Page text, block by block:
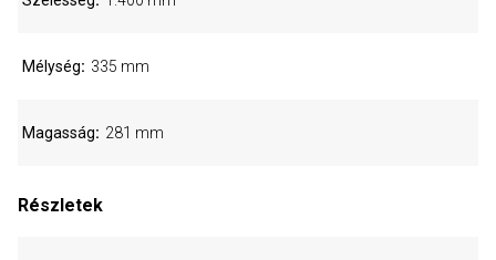
Mélység 335 mm
Magasság 281 mm
Részletek